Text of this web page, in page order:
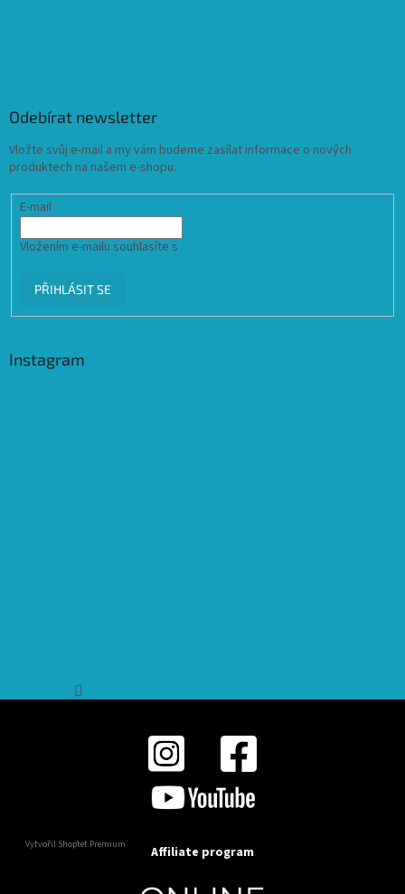
Odebírat newsletter
Vložte svůj e-mail a my vám budeme zasílat informace o nových
produktech na našem e-shopu.
E-mail
Vložením e-mailu souhlasíte s
PŘIHLÁSIT SE
Instagram
Vytvořil Shoptet Premium Affiliate program